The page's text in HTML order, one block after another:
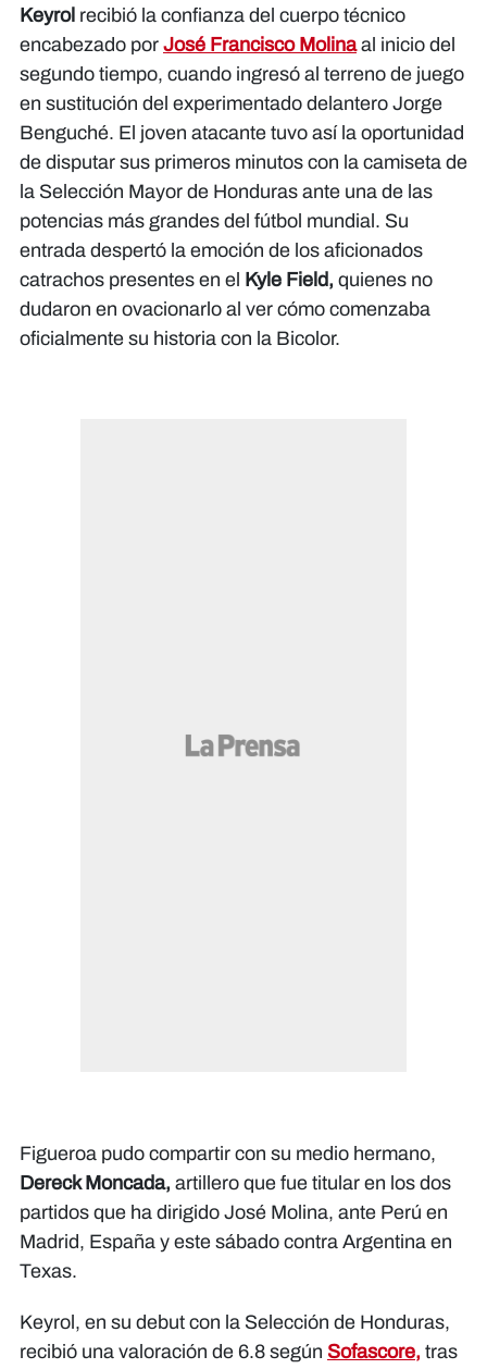
Keyrol recibió la confianza del cuerpo técnico
encabezado por José Francisco Molinaal inicio del
segundo tiempo, cuando ingresó al terreno de juego
en sustitución del experimentado delantero Jorge
Benguché. El joven atacante tuvo así la oportunidad
de disputar sus primeros minutos con la camiseta de
la Selección Mayor de Honduras ante una de las
potencias más grandes del fútbol mundial. Su
entrada despertó la emoción de los aficionados
catrachos presentes en el
Kyle Field, quienes no
dudaron en ovacionarlo al ver cómo comenzaba
oficialmente su historia con la Bicolor.
Figueroa pudo compartir con su medio hermano,
Dereck Moncada, artillero que fue titular en los dos
partidos que ha dirigido José Molina, ante Perú en
Madrid, España y este sábado contra Argentina en
Texas.
Keyrol, en su debut con la Selección de Honduras,
recibió una valoración de 6.8 según Sofascore, tras